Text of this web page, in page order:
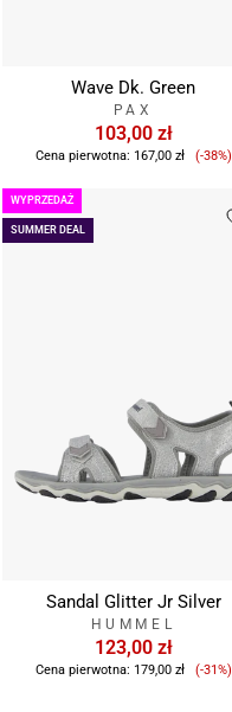
Wave Dk. Green
PAX
103,00 zł
Cena pierwotna: 167,00 zł
Cena
(-38%)
SUMMER DEAL
WYPRZEDAŻ
Sandal Glitter Jr Silver
HUMMEL
123,00 zł
Cena pierwotna: 179,00 zł
Cena
(-31%)